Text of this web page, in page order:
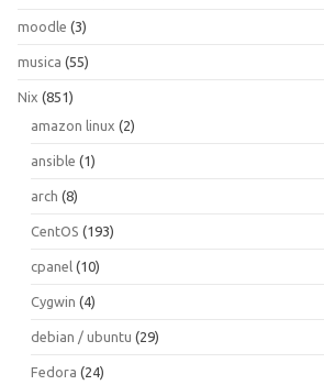
moodle (3)
musica (55)
Nix (851)
amazon linux (2)
ansible (1)
arch (8)
CentOS (193)
cpanel (10)
Cygwin (4)
debian / ubuntu (29)
Fedora (24)